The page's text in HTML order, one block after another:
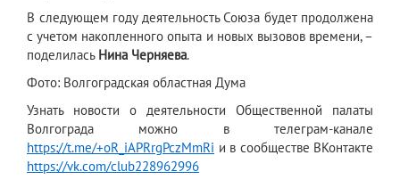
В следующем году деятельность Союза будет продолжена
с учетом накопленного опыта и новых вызовов времени, –
поделилась Нина Черняева.
Фото: Волгоградская областная Дума
Узнать новости о деятельности Общественной палаты
Волгограда можно в телеграм-канале
https://t.me/+oR_iAPRrgPczMmRi и в сообществе ВКонтакте
https://vk.com/club228962996